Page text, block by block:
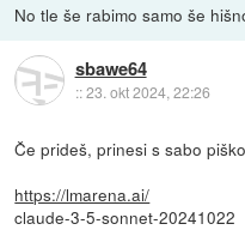
No tle še rabimo samo še
sbawe64
::23. okt 2024, 22:26
Če prideš, prinesi s sabo
https://lmarena.ai/
claude-3-5-sonnet-20241022